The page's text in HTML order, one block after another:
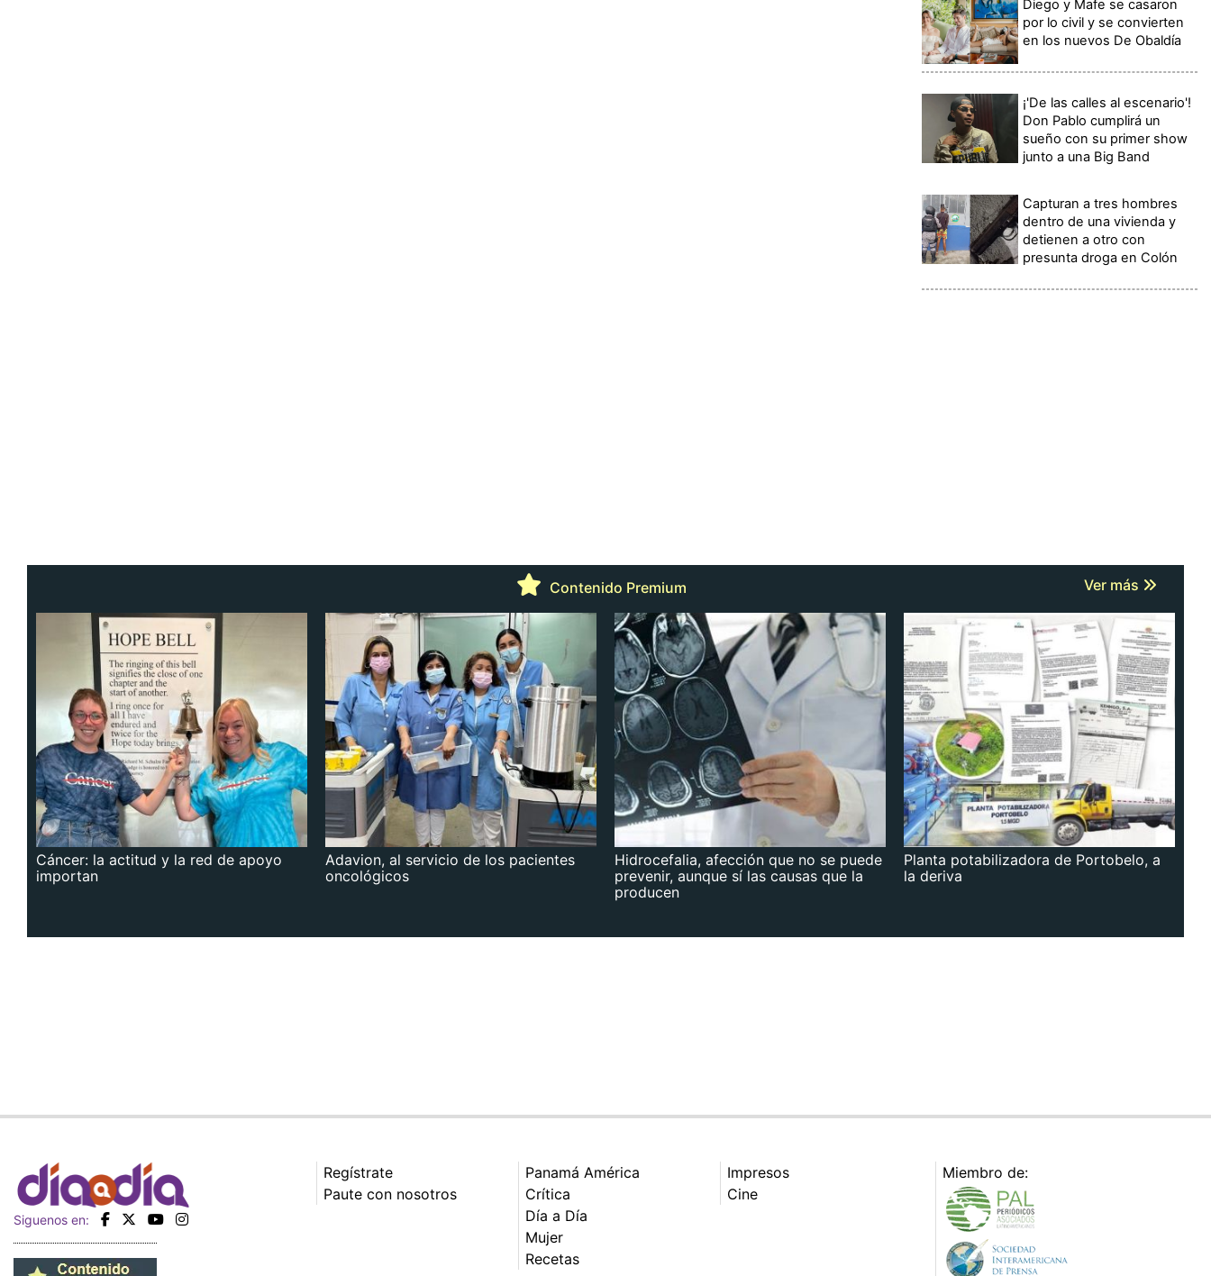
Diego y Mafe se casaron
por lo civil y se convierten
en los nuevos De Obaldía
¡'De las calles al escenario'!
Don Pablo cumplirá un
sueño con su primer show
junto a una Big Band
Capturan a tres hombres
dentro de una vivienda y
detienen a otro con
presunta droga en Colón
Contenido Premium Ver más
Cáncer: la actitud y la red de apoyo
importan
Adavion, al servicio de los pacientes
oncológicos
Hidrocefalia, afección que no se puede
prevenir, aunque sí las causas que la
producen
Planta potabilizadora de Portobelo, a
la deriva
Siguenos en:
Regístrate
Paute con nosotros
Panamá América
Crítica
Día a Día
Mujer
Recetas
Impresos
Cine
Miembro de: